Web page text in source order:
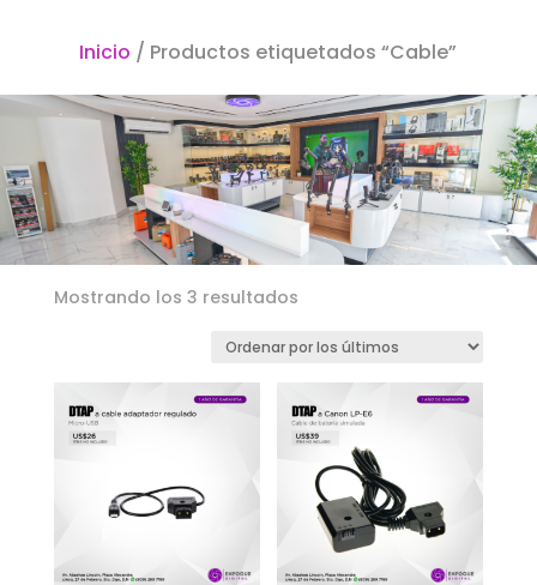
Inicio / Productos etiquetados “Cable”
Mostrando los 3 resultadosOrdenado
los